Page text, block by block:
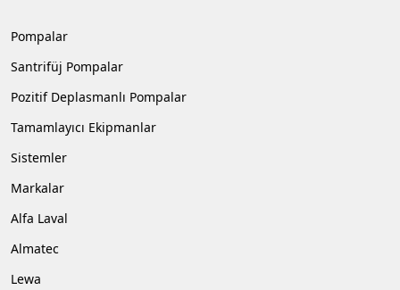
Pompalar
Santrifüj Pompalar
Pozitif Deplasmanlı Pompalar
Tamamlayıcı Ekipmanlar
Sistemler
Markalar
Alfa Laval
Almatec
Lewa